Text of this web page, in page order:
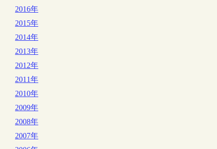
2016年
2015年
2014年
2013年
2012年
2011年
2010年
2009年
2008年
2007年